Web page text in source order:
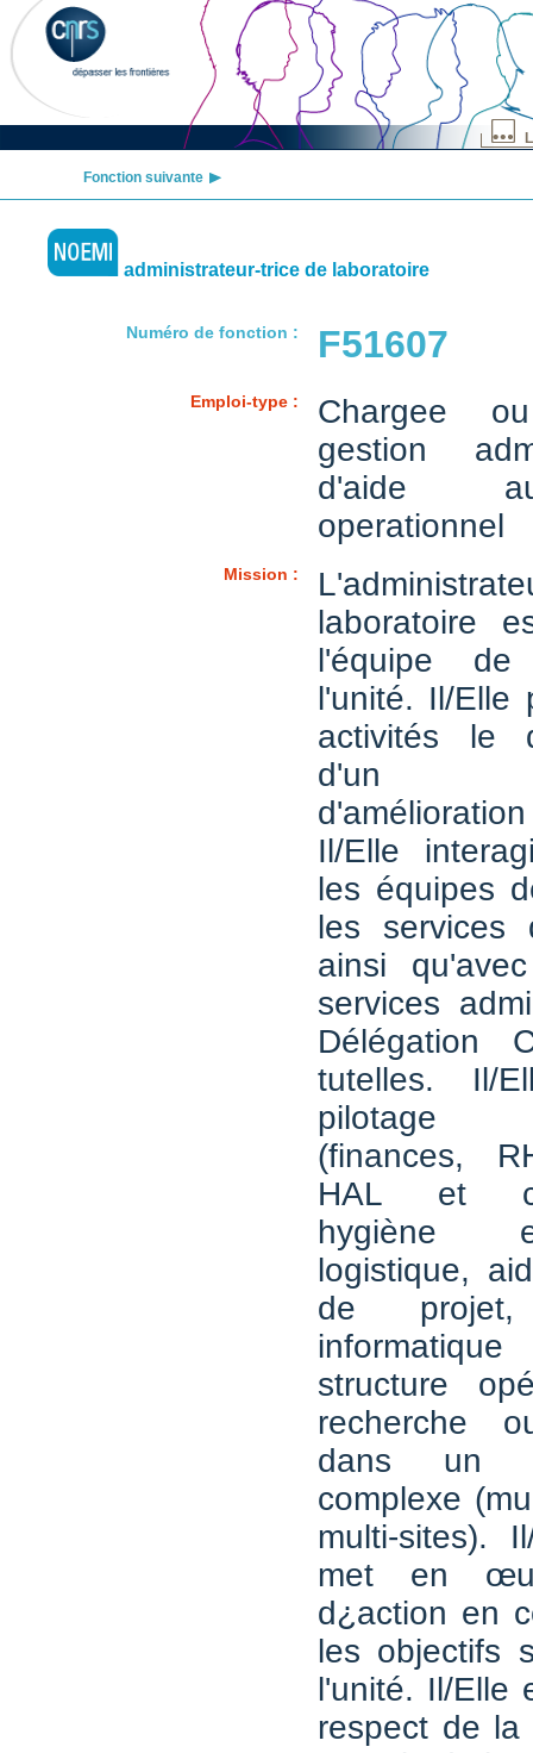
Fonction suivante
administrateur-trice de laboratoire
Numéro de fonction : F51607
Emploi-type :
Chargee
gestion
d'aide
operationnel
Mission :
laboratoire
l'équipe
l'unité. Il/Elle
activités le
d'un
Il/Elle
les équipes
les services
ainsi
services
Délégation
tutelles. Il/
pilotage
(finances,
HAL et
hygiène
logistique,
de projet,
structure
recherche
dans un
complexe
multi-sites).
met en
d¿action en
les objectifs
l'unité. Il/Elle
respect de la